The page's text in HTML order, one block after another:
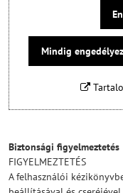
Mindig
Biztonsági figyelmeztetés
FIGYELMEZTETÉS
A felhasználói